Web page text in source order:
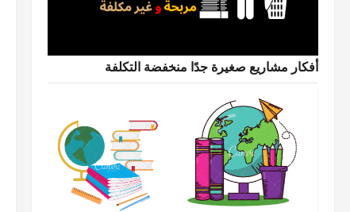
أفكار مشاريع صغيرة جدًا منخفضة التكلفة